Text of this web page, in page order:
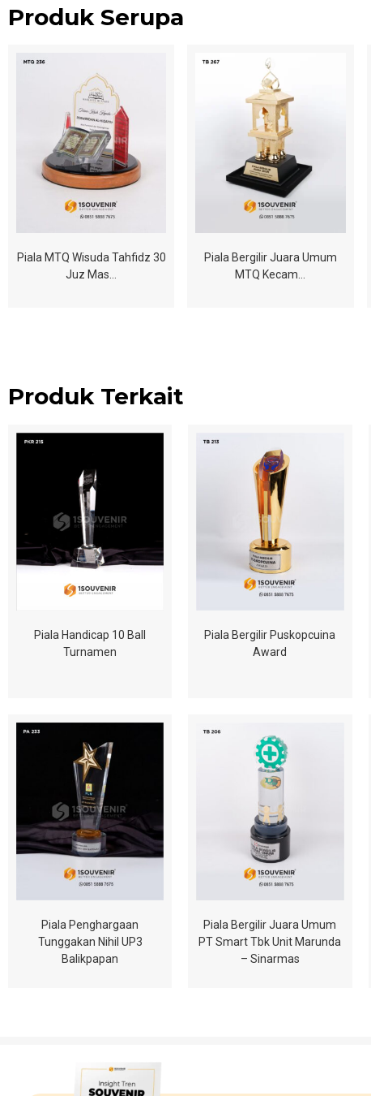
Produk Serupa
Piala MTQ Wisuda Tahfidz 30
Juz Mas…
Piala Bergilir Juara Umum
MTQ Kecam…
Produk Terkait
Piala Handicap 10 Ball
Turnamen
Piala Bergilir Puskopcuina
Award
Piala Penghargaan
Tunggakan Nihil UP3
Balikpapan
Piala Bergilir Juara Umum
PT Smart Tbk Unit Marunda
– Sinarmas